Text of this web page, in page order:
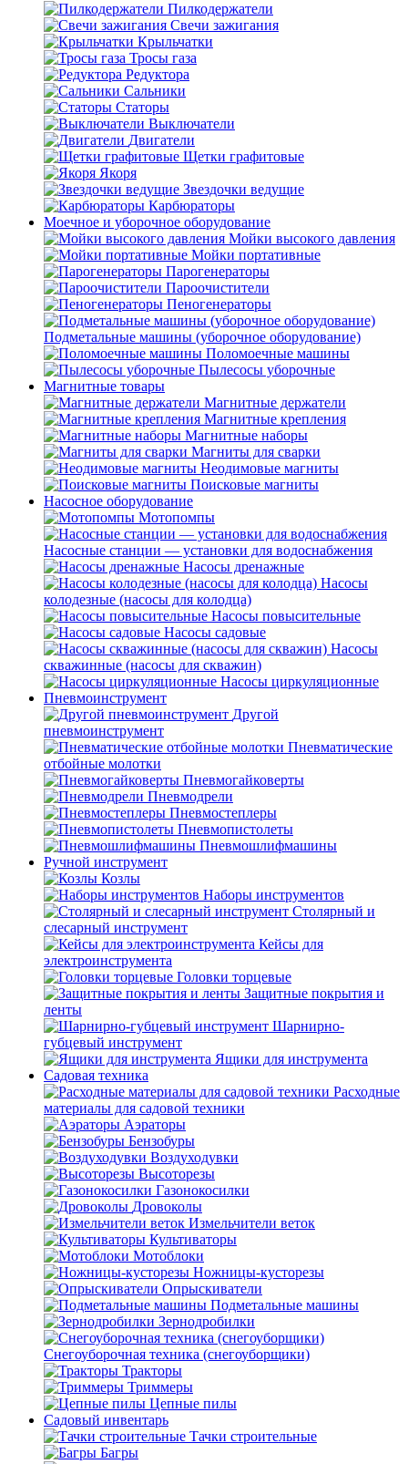
Пилкодержатели
Свечи зажигания
Крыльчатки
Тросы газа
Редуктора
Сальники
Статоры
Выключатели
Двигатели
Щетки графитовые
Якоря
Звездочки ведущие
Карбюраторы
Моечное и уборочное оборудование
Мойки высокого давления
Мойки портативные
Парогенераторы
Пароочистители
Пеногенераторы
Подметальные машины (уборочное оборудование)
Поломоечные машины
Пылесосы уборочные
Магнитные товары
Магнитные держатели
Магнитные крепления
Магнитные наборы
Магниты для сварки
Неодимовые магниты
Поисковые магниты
Насосное оборудование
Мотопомпы
Насосные станции — установки для водоснабжения
Насосы дренажные
Насосы
колодезные (насосы для колодца)
Насосы повысительные
Насосы садовые
Насосы
скважинные (насосы для скважин)
Насосы циркуляционные
Пневмоинструмент
Другой
пневмоинструмент
Пневматические
отбойные молотки
Пневмогайковерты
Пневмодрели
Пневмостеплеры
Пневмопистолеты
Пневмошлифмашины
Ручной инструмент
Козлы
Наборы инструментов
Столярный и
слесарный инструмент
Кейсы для
электроинструмента
Головки торцевые
Защитные покрытия и
ленты
Шарнирно-
губцевый инструмент
Ящики для инструмента
Садовая техника
Расходные
материалы для садовой техники
Аэраторы
Бензобуры
Воздуходувки
Высоторезы
Газонокосилки
Дровоколы
Измельчители веток
Культиваторы
Мотоблоки
Ножницы-кусторезы
Опрыскиватели
Подметальные машины
Зернодробилки
Снегоуборочная техника (снегоуборщики)
Тракторы
Триммеры
Цепные пилы
Садовый инвентарь
Тачки строительные
Багры